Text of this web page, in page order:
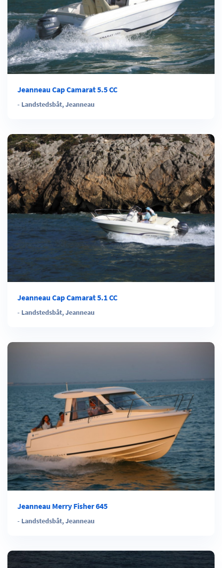
Jeanneau Cap Camarat 5.5 CC
- Landstedsbåt,Jeanneau
Jeanneau Cap Camarat 5.1 CC
- Landstedsbåt,Jeanneau
Jeanneau Merry Fisher 645
- Landstedsbåt,Jeanneau